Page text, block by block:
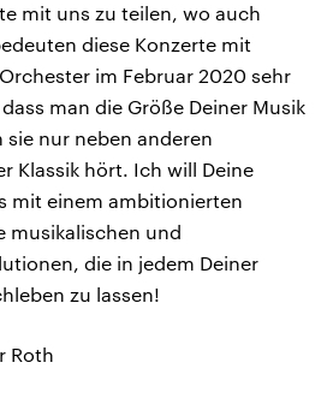
mit uns zu teilen, wo auch
diese Konzerte mit
im Februar 2020 sehr
man die Größe Deiner Musik
nur neben anderen
Klassik hört. Ich will Deine
mit einem ambitionierten
musikalischen und
die in jedem Deiner
zu lassen!
Roth